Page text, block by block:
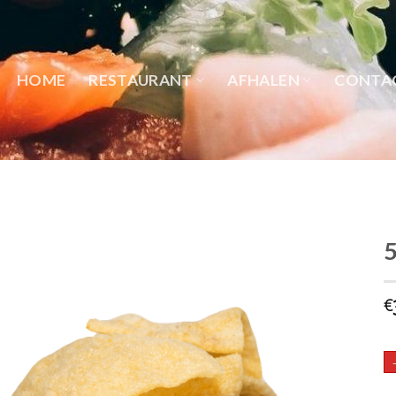
HOME RESTAURANT AFHALEN
€
-